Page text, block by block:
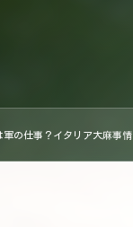
軍の仕事？イタリア大麻事情